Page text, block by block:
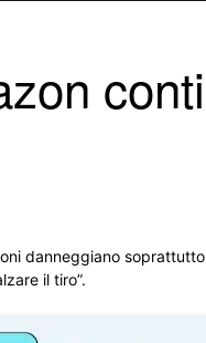
danneggiano
il tiro”.